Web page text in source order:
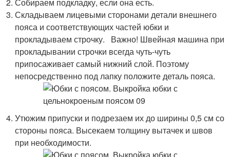
Складываем лицевыми сторонами детали внешнего
пояса и соответствующих частей юбки и
прокладываем строчку. Важно! Швейная машина при
прокладывании строчки всегда чуть-чуть
припосаживает самый нижний слой. Поэтому
непосредственно под лапку положите деталь пояса.
Утюжим припуски и подрезаем их до ширины 0,5 см со
стороны пояса. Высекаем толщину вытачек и швов
при необходимости.